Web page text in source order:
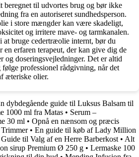
beregnet til udvortes brug og bør ikke
fra en autoriseret sundhedsperson.
i store mængder kan være skadeligt,
og irritere mave- og tarmkanalen.
at bruge cedertræolie internt, bør du
en erfaren terapeut, der kan give dig de
og doseringsvejledninger. Det er altid
professionel rådgivning, når det
æteriske olier.
dybdegående guide til Luksus Balsam til
1000 ml fra Matas • Serum –
30 ml • Opnå en nænsom og præcis
• En guide til køb af Lady Million
til Valg af en Herre Barberkost • Alt
sirup Premium Ø 250 g • Lermaske 100